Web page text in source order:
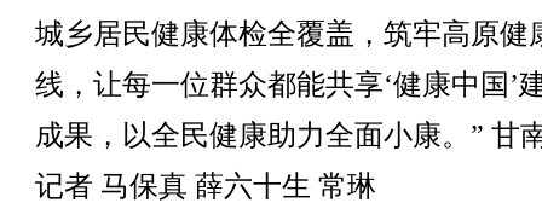
城乡居民健康体检全覆盖，筑牢高原健
线，让每一位群众都能共享‘健康中国’
成果，以全民健康助力全面小康。” 甘
记者 马保真 薛六十生 常琳